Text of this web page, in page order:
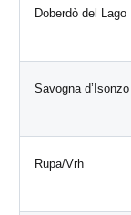
Doberdò del Lago
Savogna d’Isonzo
Rupa/Vrh